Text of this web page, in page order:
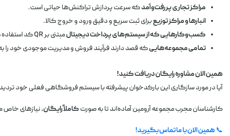
مراکز تجاری پررفت‌وآمدکه سرعت پردازش تراکنش‌ها حیاتی است.
انبارها و مراکز توزیع برای ثبت سریع و دقیق ورود و خروج کالا.
کسب‌وکارهایی که از سیستم‌های پرداخت دیجیتالمبتنی بر QR کد استفاده می‌کنند.
تمامی مجموعه‌هاییکه قصد دارند فرآیند فروش و مدیریت موجودی خود را
همین الان مشاوره رایگان دریافت کنید!
آیا در مورد سازگاری این بارکدخوان پیشرفته با سیستم فروشگاهی فعلی خود تردید
کارشناسان مجرب مجموعه آرومین آماده‌اند تا به صورت کاملاً رایگان، نیازهای خاص
📞همین الان با ما تماس بگیرید!